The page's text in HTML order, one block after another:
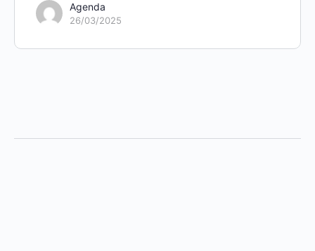
Agenda
26/03/2025